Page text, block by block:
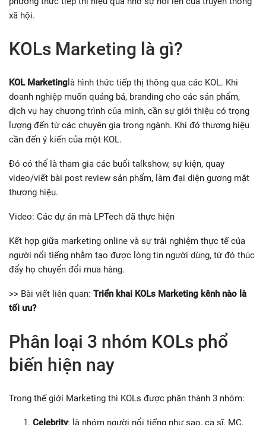
xã hội.
KOLs Marketing là gì?
KOL Marketing là hình thức tiếp thị thông qua các KOL. Khi
doanh nghiệp muốn quảng bá, branding cho các sản phẩm,
dịch vụ hay chương trình của mình, cần sự giới thiệu có trọng
lượng đến từ các chuyên gia trong ngành. Khi đó thương hiệu
cần đến ý kiến của một KOL.
Đó có thể là tham gia các buổi talkshow, sự kiện, quay
video/viết bài post review sản phẩm, làm đại diện gương mặt
thương hiệu.
Video: Các dự án mà LPTech đã thực hiện
Kết hợp giữa marketing online và sự trải nghiệm thực tế của
người nổi tiếng nhằm tạo được lòng tin người dùng, từ đó thúc
đẩy họ chuyển đổi mua hàng.
>> Bài viết liên quan: Triển khai KOLs Marketing kênh nào là
tối ưu?
Phân loại 3 nhóm KOLs phổ
biến hiện nay
Trong thế giới Marketing thì KOLs được phân thành 3 nhóm:
Celebrity: là nhóm người nổi tiếng như sao, ca sĩ, MC,